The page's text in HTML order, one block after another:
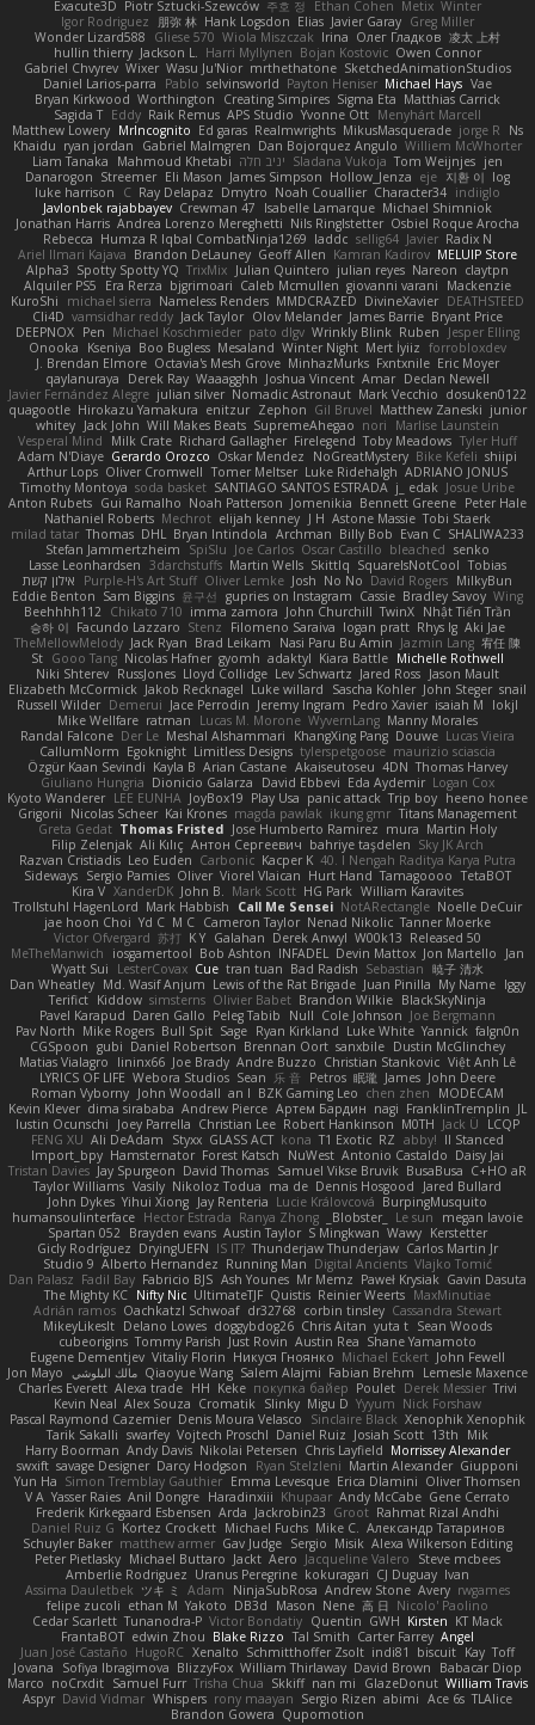
Exacute3D Piotr Sztucki-Szewców 주호 정 Ethan Cohen Metix Winter
Igor Rodriguez
朋弥 林 Hank Logsdon Elias Javier Garay Greg Miller
Wonder Lizard588
Gliese 570 Wiola Miszczak Irina Олег Гладков 凌太 上村
hullin thierry Jackson L. Harri Myllynen Bojan Kostovic Owen Connor
Gabriel Chvyrev Wixer Wasu Ju'Nior mrthethatone SketchedAnimationStudios
Daniel Larios-parra
Pablo selvinsworld Payton Heniser Michael Hays Vae
Bryan Kirkwood Worthington Creating Simpires Sigma Eta Matthias Carrick
Sagida T Eddy Raik Remus APS Studio Yvonne Ott Menyhárt Marcell
Matthew Lowery MrIncognito Ed garas Realmwrights MikusMasquerade jorge R
Ns
Khaidu ryan jordan Gabriel Malmgren Dan Bojorquez Angulo Williem McWhorter
Liam Tanaka
Mahmoud Khetabi יניב חלה Sladana Vukoja Tom Weijnjes jen
Danarogon Streemer Eli Mason James Simpson Hollow_Jenza eje 지환 이 log
luke harrison
C Ray Delapaz Dmytro Noah Couallier Character34 indiiglo
Javlonbek rajabbayev Crewman 47 Isabelle Lamarque Michael Shimniok
Jonathan Harris Andrea Lorenzo Mereghetti Nils Ringlstetter Osbiel Roque Arocha
Rebecca Humza R Iqbal CombatNinja1269 laddc sellig64 Javier Radix N
Ariel Ilmari Kajava Brandon DeLauney Geoff Allen Kamran Kadirov MELUIP Store
Alpha3 Spotty Spotty YQ TrixMix Julian Quintero julian reyes Nareon claytpn
Alquiler PS5
Era Rerza bjgrimoari Caleb Mcmullen giovanni varani
Mackenzie
KuroShi
michael sierra Nameless Renders MMDCRAZED DivineXavier DEATHSTEED
Cli4D vamsidhar reddy Jack Taylor Olov Melander James Barrie Bryant Price
DEEPNOX Pen Michael Koschmieder pato dlgv Wrinkly Blink Ruben
Jesper Elling
Onooka
Kseniya Boo Bugless Mesaland Winter Night Mert İyiiz forrobloxdev
J. Brendan Elmore Octavia's Mesh Grove MinhazMurks Fxntxnile Eric Moyer
qaylanuraya
Derek Ray Waaagghh Joshua Vincent Amar Declan Newell
Javier Fernández Alegre julian silver Nomadic Astronaut Mark Vecchio dosuken0122
quagootle Hirokazu Yamakura enitzur Zephon Gil Bruvel Matthew Zaneski junior
whitey Jack John Will Makes Beats SupremeAhegao nori
Marlise Launstein
Vesperal Mind
Milk Crate Richard Gallagher Firelegend Toby Meadows Tyler Huff
Adam N'Diaye Gerardo Orozco Oskar Mendez NoGreatMystery Bike Kefeli shiipi
Arthur Lops Oliver Cromwell Tomer Meltser Luke Ridehalgh ADRIANO JONUS
Timothy Montoya soda basket SANTIAGO SANTOS ESTRADA j_ edak Josue Uribe
Anton Rubets Gui Ramalho Noah Patterson Jomenikia Bennett Greene Peter Hale
Nathaniel Roberts Mechrot elijah kenney J H Astone Massie Tobi Staerk
milad tatar Thomas DHL Bryan Intindola Archman Billy Bob Evan C SHALIWA233
Stefan Jammertzheim
SpiSlu Joe Carlos Oscar Castillo bleached senko
Lasse Leonhardsen 3darchstuffs Martin Wells Skittlq SquareIsNotCool Tobias
אילון קשת
Purple-H's Art Stuff Oliver Lemke Josh No No David Rogers MilkyBun
Eddie Benton Sam Biggins 윤구선 gupries on Instagram Cassie Bradley Savoy Wing
Beehhhh112 Chikato 710 imma zamora John Churchill TwinX Nhật Tiến Trần
승하 이 Facundo Lazzaro Stenz Filomeno Saraiva logan pratt Rhys lg Aki Jae
TheMellowMelody Jack Ryan Brad Leikam Nasi Paru Bu Amin Jazmin Lang 宥任 陳
St Gooo Tang Nicolas Hafner gyomh adaktyl Kiara Battle Michelle Rothwell
Niki Shterev RussJones Lloyd Collidge Lev Schwartz Jared Ross Jason Mault
Elizabeth McCormick Jakob Recknagel Luke willard Sascha Kohler John Steger snail
Russell Wilder Demerui Jace Perrodin Jeremy Ingram Pedro Xavier isaiah M
lokjl
Mike Wellfare ratman Lucas M. Morone WyvernLang Manny Morales
Randal Falcone Der Le Meshal Alshammari KhangXing Pang Douwe Lucas Vieira
CallumNorm Egoknight Limitless Designs tylerspetgoose maurizio sciascia
Özgür Kaan Sevindi Kayla B Arian Castane Akaiseutoseu 4DN Thomas Harvey
Giuliano Hungria Dionicio Galarza David Ebbevi Eda Aydemir Logan Cox
Kyoto Wanderer LEE EUNHA JoyBox19 Play Usa panic attack Trip boy heeno honee
Grigorii
Nicolas Scheer Kai Krones magda pawlak ikung gmr Titans Management
Greta Gedat Thomas Fristed Jose Humberto Ramirez mura Martin Holy
Filip Zelenjak Ali Kılıç Антон Сергеевич bahriye taşdelen Sky JK Arch
Razvan Cristiadis Leo Euden Carbonic Kacper K 40. I Nengah Raditya Karya Putra
Sideways Sergio Pamies Oliver Viorel Vlaican Hurt Hand Tamagoooo TetaBOT
Kira V XanderDK John B. Mark Scott HG Park William Karavites
Trollstuhl HagenLord Mark Habbish Call Me Sensei NotARectangle Noelle DeCuir
jae hoon Choi Yd C M C Cameron Taylor Nenad Nikolic Tanner Moerke
Victor Ofvergard 苏打 K Y Galahan Derek Anwyl W00k13 Released 50
MeTheManwich
iosgamertool Bob Ashton INFADEL Devin Mattox Jon Martello
Jan
Wyatt Sui
LesterCovax Cue tran tuan Bad Radish Sebastian 暁子 清水
Dan Wheatley Md. Wasif Anjum Lewis of the Rat Brigade Juan Pinilla My Name Iggy
Terifict Kiddow simsterns Olivier Babet Brandon Wilkie BlackSkyNinja
Pavel Karapud Daren Gallo Peleg Tabib Null Cole Johnson Joe Bergmann
Pav North Mike Rogers Bull Spit Sage Ryan Kirkland Luke White Yannick falgn0n
CGSpoon gubi Daniel Robertson Brennan Oort sanxbile Dustin McGlinchey
Matias Vialagro
lininx66 Joe Brady Andre Buzzo Christian Stankovic Việt Anh Lê
LYRICS OF LIFE Webora Studios Sean 乐 音 Petros 眠瓏 James John Deere
Roman Vyborny John Woodall an l BZK Gaming Leo chen zhen
MODECAM
Kevin Klever dima sirababa Andrew Pierce Артем Бардин nagi FranklinTremplin JL
Iustin Ocunschi
Joey Parrella Christian Lee Robert Hankinson M0TH Jack Ü
LCQP
FENG XU Ali DeAdam Styxx GLASS ACT kona T1 Exotic RZ abby! ll Stanced
Import_bpy Hamsternator Forest Katsch NuWest Antonio Castaldo Daisy Jai
Tristan Davies Jay Spurgeon David Thomas Samuel Vikse Bruvik BusaBusa C+HO aR
Taylor Williams Vasily Nikoloz Todua ma de Dennis Hosgood
Jared Bullard
John Dykes Yihui Xiong Jay Renteria Lucie Královcová BurpingMusquito
humansoulinterface Hector Estrada Ranya Zhong _Blobster_ Le sun
megan lavoie
Spartan 052 Brayden evans Austin Taylor S Mingkwan Wawy Kerstetter
Gicly Rodríguez DryingUEFN IS IT? Thunderjaw Thunderjaw Carlos Martin Jr
Studio 9 Alberto Hernandez Running Man Digital Ancients Vlajko Tomić
Dan Palasz Fadil Bay Fabricio BJS Ash Younes Mr Memz Paweł Krysiak Gavin Dasuta
The Mighty KC Nifty Nic UltimateTJF Quistis Reinier Weerts MaxMinutiae
Adrián ramos Oachkatzl Schwoaf dr32768 corbin tinsley Cassandra Stewart
MikeyLikesIt Delano Lowes doggybdog26 Chris Aitan yuta t Sean Woods
cubeorigins Tommy Parish Just Rovin Austin Rea Shane Yamamoto
Eugene Dementjev Vitaliy Florin Никуся Гноянко Michael Eckert John Fewell
Jon Mayo مالك البلوشي Qiaoyue Wang Salem Alajmi Fabian Brehm
Lemesle Maxence
Charles Everett Alexa trade HH Keke покупка байер Poulet Derek Messier Trivi
Kevin Neal Alex Souza Cromatik Slinky Migu D Yyyum Nick Forshaw
Pascal Raymond Cazemier Denis Moura Velasco Sinclaire Black Xenophik Xenophik
Tarik Sakalli swarfey Vojtech Proschl Daniel Ruiz Josiah Scott 13th
Mik
Harry Boorman Andy Davis Nikolai Petersen Chris Layfield Morrissey Alexander
swxift savage Designer Darcy Hodgson Ryan Stelzleni Martin Alexander Giupponi
Yun Ha Simon Tremblay Gauthier Emma Levesque Erica Dlamini Oliver Thomsen
V A Yasser Raies Anil Dongre Haradinxiii Khupaar Andy McCabe Gene Cerrato
Frederik Kirkegaard Esbensen Arda Jackrobin23 Groot Rahmat Rizal Andhi
Daniel Ruiz G Kortez Crockett Michael Fuchs Mike C. Александр Татаринов
Schuyler Baker matthew armer Gav Judge Sergio Misik Alexa Wilkerson Editing
Peter Pietlasky Michael Buttaro Jackt Aero Jacqueline Valero
Steve mcbees
Amberlie Rodriguez Uranus Peregrine kokuragari CJ Duguay Ivan
Assima Dauletbek ツキ ミ Adam NinjaSubRosa Andrew Stone Avery rwgames
felipe zucoli ethan M Yakoto DB3d Mason Nene 高 日 Nicolo' Paolino
Cedar Scarlett Tunanodra-P Victor Bondatiy Quentin GWH Kirsten KT Mack
FrantaBOT edwin Zhou Blake Rizzo Tal Smith Carter Farrey Angel
Juan José Castaño HugoRC Xenalto Schmitthoffer Zsolt indi81 biscuit Kay Toff
Jovana
Sofiya Ibragimova BlizzyFox William Thirlaway David Brown
Babacar Diop
Marco noCrxdit Samuel Furr Trisha Chua Skkiff nan mi GlazeDonut William Travis
Aspyr David Vidmar Whispers rony maayan Sergio Rizen abimi Ace 6s TLAlice
Brandon Gowera Qupomotion